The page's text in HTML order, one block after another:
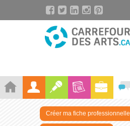
Créer ma fiche professionnelle